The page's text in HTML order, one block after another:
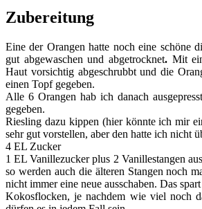
Zubereitung
Eine der Orangen hatte noch eine schöne
gut abgewaschen und abgetrocknet. Mit
Haut vorsichtig abgeschrubbt und die
einen Topf gegeben.
Alle 6 Orangen hab ich danach
gegeben.
Riesling dazu kippen (hier könnte ich mir
sehr gut vorstellen, aber den hatte ich nicht
4 EL Zucker
1 EL Vanillezucker plus 2 Vanillestangen
so werden auch die älteren Stangen noch
nicht immer eine neue ausschaben. Das
Kokosflocken, je nachdem wie viel noch